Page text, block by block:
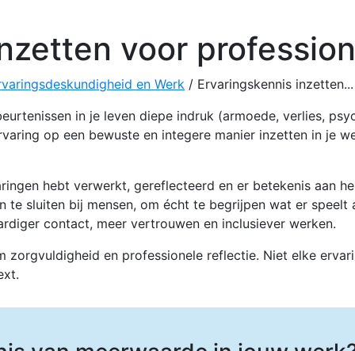
voor
en Werk / Ervaringskennis inzetten...
in je leven diepe indruk (armoede, verlies,
op een bewuste en integere manier inzetten in je
hebt verwerkt, gereflecteerd en er betekenis aan
te sluiten bij mensen, om écht te begrijpen wat er
contact, meer vertrouwen en inclusiever werken.
zorgvuldigheid en professionele reflectie. Niet elke